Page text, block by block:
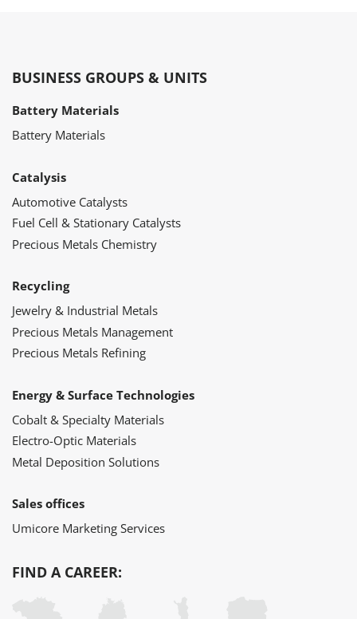
BUSINESS GROUPS & UNITS
Battery Materials
Battery Materials
Catalysis
Automotive Catalysts
Fuel Cell & Stationary Catalysts
Precious Metals Chemistry
Recycling
Jewelry & Industrial Metals
Precious Metals Management
Precious Metals Refining
Energy & Surface Technologies
Cobalt & Specialty Materials
Electro-Optic Materials
Metal Deposition Solutions
Sales offices
Umicore Marketing Services
FIND A CAREER: